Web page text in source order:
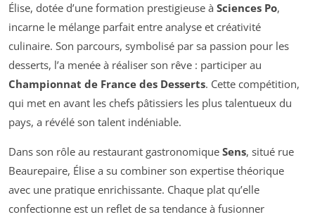
Élise, dotée d’une formation prestigieuse à Sciences Po,
incarne le mélange parfait entre analyse et créativité
culinaire. Son parcours, symbolisé par sa passion pour les
desserts, l’a menée à réaliser son rêve : participer au
Championnat de France des Desserts. Cette compétition,
qui met en avant les chefs pâtissiers les plus talentueux du
pays, a révélé son talent indéniable.
Dans son rôle au restaurant gastronomique Sens, situé rue
Beaurepaire, Élise a su combiner son expertise théorique
avec une pratique enrichissante. Chaque plat qu’elle
confectionne est un reflet de sa tendance à fusionner